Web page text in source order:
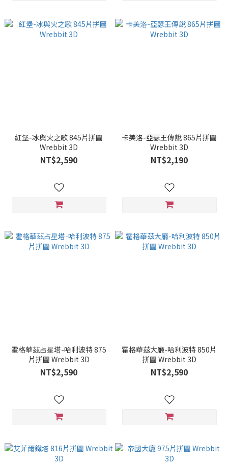
紅堡-冰與火之歌 845片拼圖
Wrebbit 3D
NT$2,590
卡美洛-亞瑟王傳說 865片拼圖
Wrebbit 3D
NT$2,190
霍格華茲占星塔-哈利波特 875
片拼圖 Wrebbit 3D
NT$2,590
霍格華茲大廳-哈利波特 850片
拼圖 Wrebbit 3D
NT$2,590